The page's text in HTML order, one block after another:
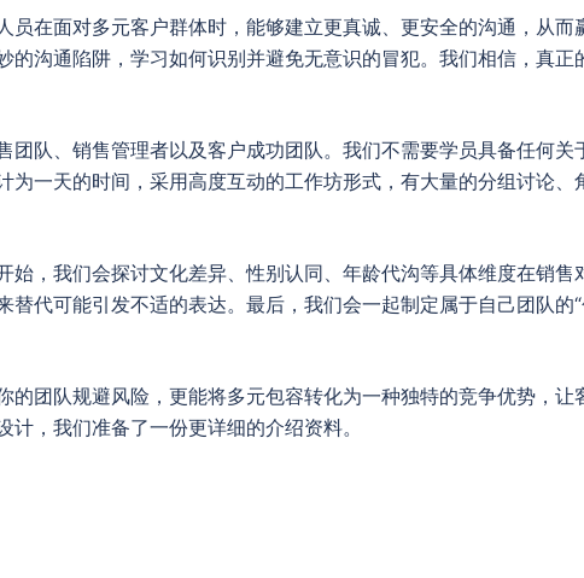
员在面对多元客户群体时，能够建立更真诚、更安全的沟通，从
的沟通陷阱，学习如何识别并避免无意识的冒犯。我们相信，真
团队、销售管理者以及客户成功团队。我们不需要学员具备任何
一天的时间，采用高度互动的工作坊形式，有大量的分组讨论、
始，我们会探讨文化差异、性别认同、年龄代沟等具体维度在销
代可能引发不适的表达。最后，我们会一起制定属于自己团队的
的团队规避风险，更能将多元包容转化为一种独特的竞争优势，
，我们准备了一份更详细的介绍资料。